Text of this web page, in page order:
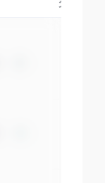
交易产品